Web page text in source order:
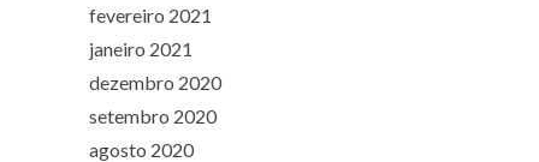
fevereiro 2021
janeiro 2021
dezembro 2020
setembro 2020
agosto 2020